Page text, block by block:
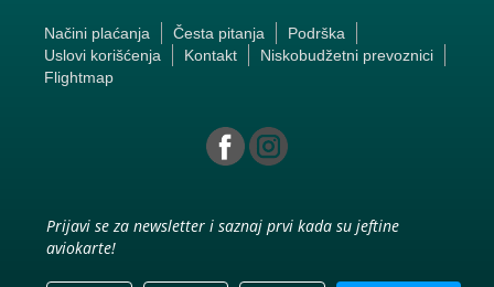
Načini plaćanja Česta pitanja
Podrška
Uslovi korišćenja
Kontakt
Niskobudžetni prevoznici
Flightmap
Prijavi se za newsletter i saznaj prvi kada su jeftine
aviokarte!